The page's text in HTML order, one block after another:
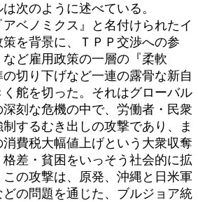
次のように述べている。
ベノミクス』と名付けられたイ
を背景に、ＴＰＰ交渉への参
ど雇用政策の一層の『柔軟
切り下げなど一連の露骨な新自
舵を切った。それはグローバル
刻な危機の中で、労働者・民衆
するむき出しの攻撃であり、ま
費税大幅値上げという大衆収奪
差・貧困をいっそう社会的に拡
の攻撃は、原発、沖縄と日米軍
の問題を通じた、ブルジョア統